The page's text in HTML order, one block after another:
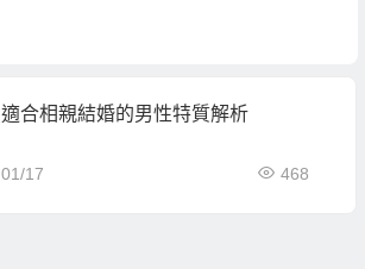
適合相親結婚的男性特質解析
01/17 468